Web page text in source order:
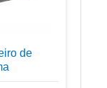
de